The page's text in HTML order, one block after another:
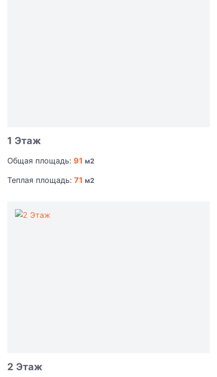
1 Этаж
Общая площадь: 91 м2
Теплая площадь: 71 м2
2 Этаж
2 Этаж